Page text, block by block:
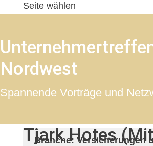
Seite wählen
Nordwest
Spannende Vorträge und
Tjark Hotes
Branche: Versicherungen